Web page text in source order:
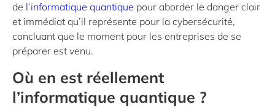
de l’informatique quantique pour aborder le danger clair
et immédiat qu’il représente pour la cybersécurité,
concluant que le moment pour les entreprises de se
préparer est venu.
Où en est réellement
l’informatique quantique ?